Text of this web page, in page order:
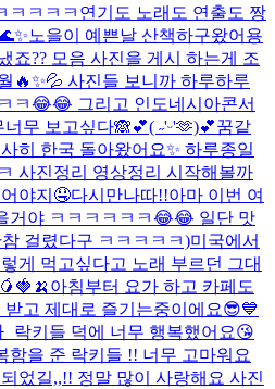
ㅋㅋㅋㅋ 연기도 노래도 연출도 짱
노을이 예쁜날 산책하구왔어용
죠?? 모음 사진을 게시 하는게 조
🔥✨💦 사진들 보니까 하루하루
ㅋ😂😂 그리고 인도네시아콘서
무 보고싶다🙈💕( ˶'ᵕ'🫶)💕꿈같
히 한국 돌아왔어요✨ 하루종일
사진정리 영상정리 시작해볼까
야지🤤다시만나따!!아마 이번 여
거야 ㅋㅋㅋㅋㅋㅋ😂😂 일단 맛
걸렸다구 ㅋㅋㅋㅋㅋ)미국에서
게 먹고싶다고 노래 부르던 그대
아침부터 요가 하고 카페도
고 제대로 즐기는중이에요😎💙
락키들 덕에 너무 행복했어요😘
함을 준 락키들 !! 너무 고마워요
었길,,!! 정말 많이 사랑해요 사진